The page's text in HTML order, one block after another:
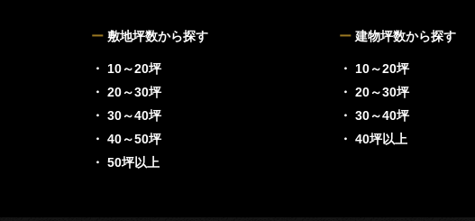
ー 敷地坪数から探す
・ 10～20坪
・ 20～30坪
・ 30～40坪
・ 40～50坪
・ 50坪以上
ー 建物坪数から探す
・ 10～20坪
・ 20～30坪
・ 30～40坪
・ 40坪以上